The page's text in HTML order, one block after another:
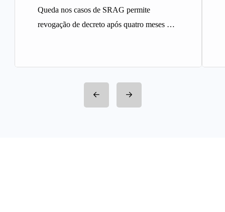
Queda nos casos de SRAG permite
revogação de decreto após quatro meses A